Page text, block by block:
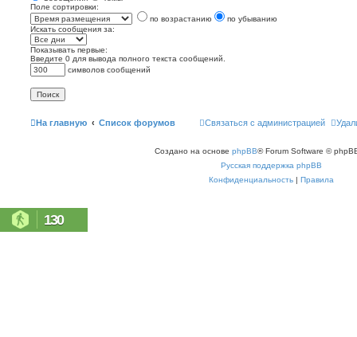
Поле сортировки:
по возрастанию
по убыванию
Искать сообщения за:
Показывать первые:
Введите 0 для вывода полного текста сообщений.
символов сообщений
На главную Список форумов Связаться с администрацией
Создано на основе phpBB® Forum Software ©
Русская поддержка phpBB
Конфиденциальность | Правила
130